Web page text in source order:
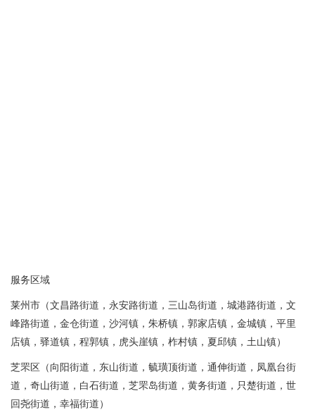
服务区域
莱州市（文昌路街道，永安路街道，三山岛街道，城港路街道，文
峰路街道，金仓街道，沙河镇，朱桥镇，郭家店镇，金城镇，平里
店镇，驿道镇，程郭镇，虎头崖镇，柞村镇，夏邱镇，土山镇）
芝罘区（向阳街道，东山街道，毓璜顶街道，通伸街道，凤凰台街
道，奇山街道，白石街道，芝罘岛街道，黄务街道，只楚街道，世
回尧街道，幸福街道）